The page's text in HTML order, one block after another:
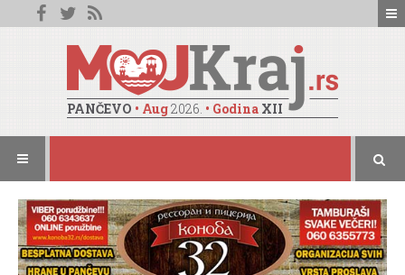
PANČEVO • Aug2026. • Godina XII